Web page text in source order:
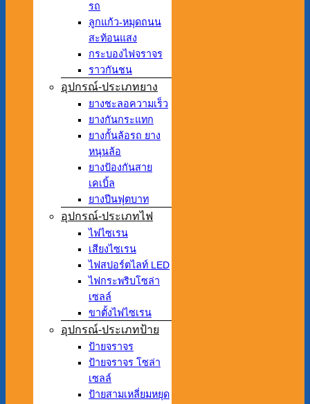
รถ
ลูกแก้ว-หมุดถนน
สะท้อนแสง
กระบองไฟจราจร
ราวกันชน
อุปกรณ์-ประเภทยาง
ยางชะลอความเร็ว
ยางกันกระแทก
ยางกั้นล้อรถ ยาง
หนุนล้อ
ยางป้องกันสาย
เคเบิ้ล
ยางปีนฟุตบาท
อุปกรณ์-ประเภทไฟ
ไฟไซเรน
เสียงไซเรน
ไฟสปอร์ตไลท์ LED
ไฟกระพริบโซล่า
เซลล์
ขาตั้งไฟไซเรน
อุปกรณ์-ประเภทป้าย
ป้ายจราจร
ป้ายจราจร โซล่า
เซลล์
ป้ายสามเหลี่ยมหยุด